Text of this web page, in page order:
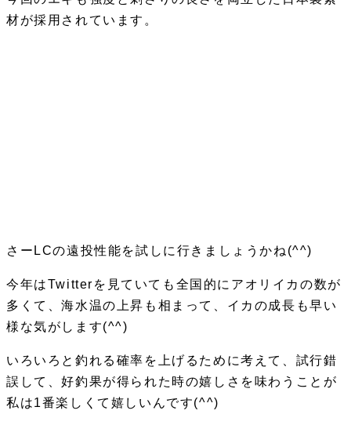
材が採用されています。
さーLCの遠投性能を試しに行きましょうかね(^^)
今年はTwitterを見ていても全国的にアオリイカの数が
多くて、海水温の上昇も相まって、イカの成長も早い
様な気がします(^^)
いろいろと釣れる確率を上げるために考えて、試行錯
誤して、好釣果が得られた時の嬉しさを味わうことが
私は1番楽しくて嬉しいんです(^^)